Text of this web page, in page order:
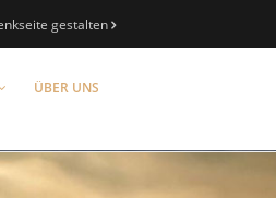
gestalten
ÜBER UNS